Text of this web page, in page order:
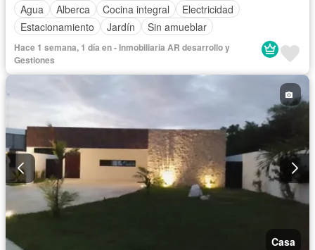
Agua
Alberca Cocina integral
Electricidad
Estacionamiento
Jardín Sin amueblar
Hace 1 semana, 1 día en - Inmobiliaria AR desarrollo y
Gestiones
Casa